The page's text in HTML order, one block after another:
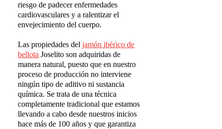
riesgo de padecer enfermedades
cardiovasculares y a ralentizar el
envejecimiento del cuerpo.
Las propiedades deljamón ibérico de
bellota Joselito son adquiridas de
manera natural, puesto que en nuestro
proceso de producción no interviene
ningún tipo de aditivo ni sustancia
química. Se trata de una técnica
completamente tradicional que estamos
llevando a cabo desde nuestros inicios
hace más de 100 años y que garantiza